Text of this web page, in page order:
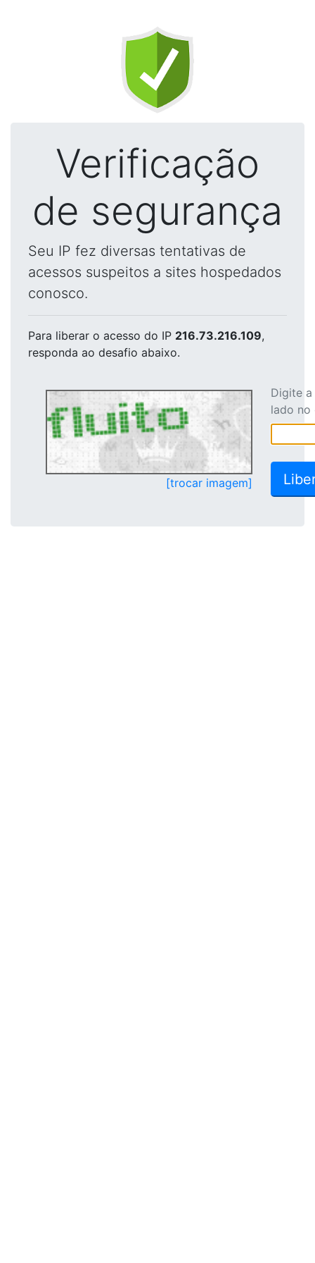
Verificação
de segurança
Seu IP fez diversas tentativas de
acessos suspeitos a sites hospedados
conosco.
Para liberar o acesso do IP 216.73.216.109,
responda ao desafio abaixo.
[trocar imagem]
Digite
lado no